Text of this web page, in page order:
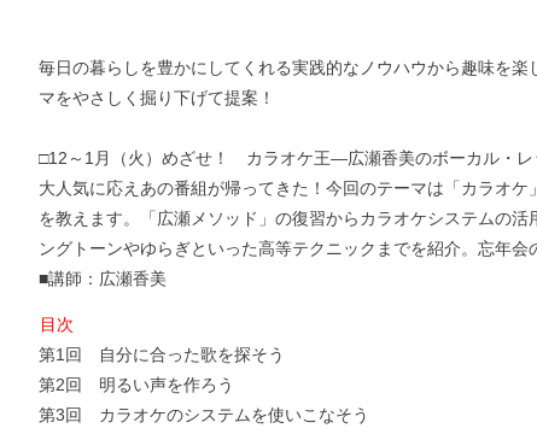
毎日の暮らしを豊かにしてくれる実践的なノウハウから趣味を
マをやさしく掘り下げて提案！
□12～1月（火）めざせ！ カラオケ王―広瀬香美のボーカル・レ
大人気に応えあの番組が帰ってきた！今回のテーマは「カラオ
を教えます。「広瀬メソッド」の復習からカラオケシステムの
ングトーンやゆらぎといった高等テクニックまでを紹介。忘年会
■講師：広瀬香美
目次
第1回 自分に合った歌を探そう
第2回 明るい声を作ろう
第3回 カラオケのシステムを使いこなそう